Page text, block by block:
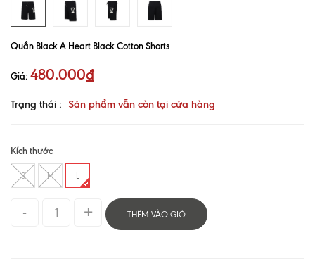
Quần Black A Heart Black Cotton Shorts
Giá: 480.000₫
Trạng thái : Sản phẩm vẫn còn tại cửa hàng
Kích thước
S M L
THÊM VÀO GIỎ